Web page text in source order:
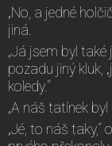
„No, a jedné
jiná.
„Já jsem byl
pozadu jiný kluk,
koledy.“
„A náš tatínek
„Jé, to náš taky,“